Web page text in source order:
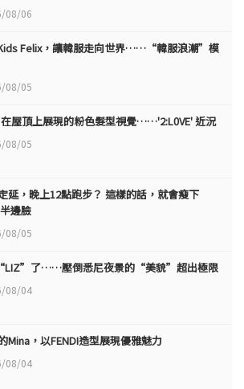
08/06
Felix，讓韓服走向世界……“韓服浪潮”模
08/05
在屋頂上展現的粉色髮型視覺……'2:L0VE' 近況
08/05
延，晚上12點跑步？ 這樣的話，就會瘦下
邊臉
08/05
了……壓倒悉尼夜景的“美貌”超出極限
08/04
Mina，以FENDI造型展現優雅魅力
08/04